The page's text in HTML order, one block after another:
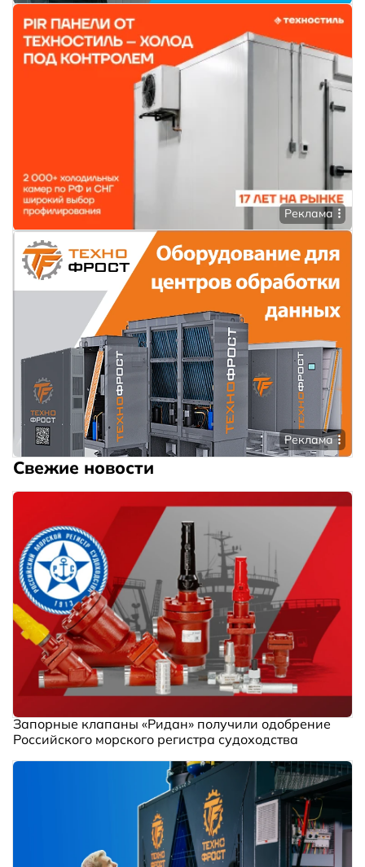
Реклама
Реклама
Свежие новости
Запорные клапаны «Ридан» получили одобрение
Российского морского регистра судоходства